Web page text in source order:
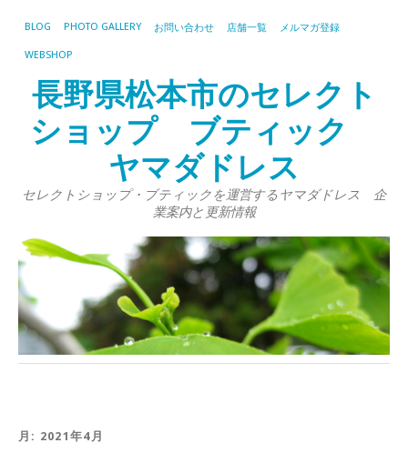
BLOG PHOTO GALLERY お問い合わせ 店舗一覧 メルマガ登録
WEBSHOP
長野県松本市のセレクト
ショップ ブティック
ヤマダドレス
セレクトショップ・ブティックを運営するヤマダドレス 企
業案内と更新情報
月: 2021年4月